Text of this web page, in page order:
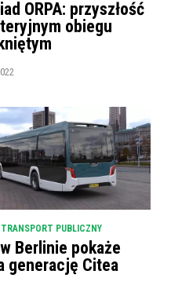
ORPA: przyszłość
obiegu
TRANSPORT PUBLICZNY
Berlinie pokaże
generację Citea